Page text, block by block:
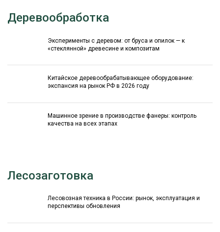
Деревообработка
Эксперименты с деревом: от бруса и опилок — к
«стеклянной» древесине и композитам
Китайское деревообрабатывающее оборудование:
экспансия на рынок РФ в 2026 году
Машинное зрение в производстве фанеры: контроль
качества на всех этапах
Лесозаготовка
Лесовозная техника в России: рынок, эксплуатация и
перспективы обновления